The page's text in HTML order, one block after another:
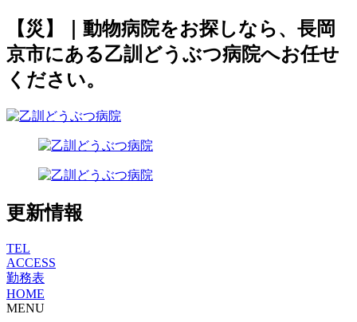
【災】｜動物病院をお探しなら、長岡
京市にある乙訓どうぶつ病院へお任せ
ください。
更新情報
TEL
ACCESS
勤務表
HOME
MENU